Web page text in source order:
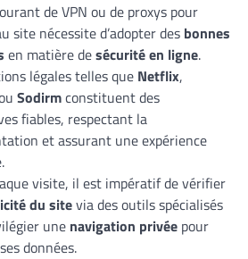
de VPN ou de proxys pour
site nécessite d’adopter des bonnes
en matière desécurité en ligne.
légales telles que Netflix,
Sodirmconstituent des
fiables, respectant la
et assurant une expérience
visite, il est impératif de vérifier
du sitevia des outils spécialisés
une navigation privée pour
données.